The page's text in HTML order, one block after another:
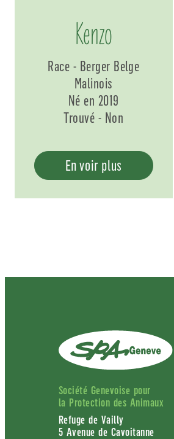
Kenzo
Race - Berger Belge
Malinois
Né en 2019
Trouvé - Non
En voir plus
Société Genevoise pour
la Protection des Animaux
Refuge de Vailly
5 Avenue de Cavoitanne